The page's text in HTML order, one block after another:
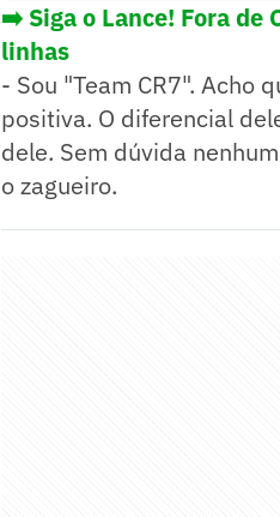
➡️ Siga o Lance! Fora de
linhas
- Sou "Team CR7". Acho
positiva. O diferencial
dele. Sem dúvida
o zagueiro.